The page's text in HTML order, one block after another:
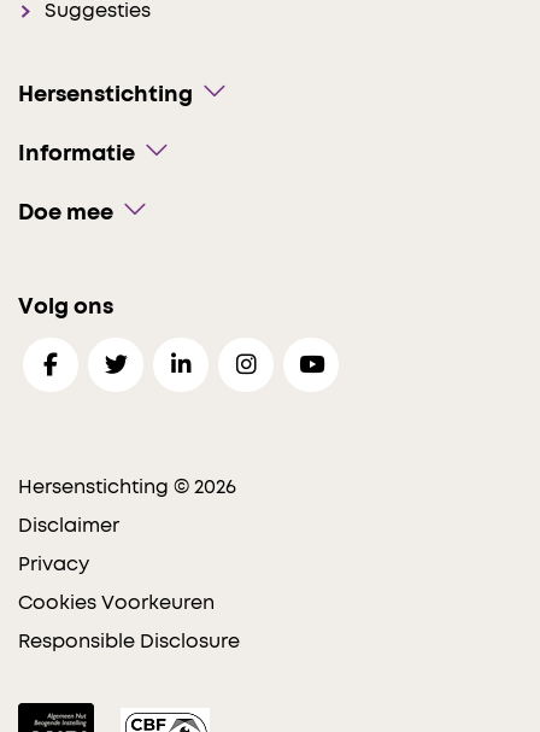
Suggesties
Hersenstichting
Informatie
Doe mee
Volg ons
Hersenstichting © 2026
Disclaimer
Privacy
Cookies Voorkeuren
Responsible Disclosure